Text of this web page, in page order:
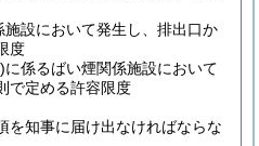
施設において発生し、排出口か
度
に係るばい煙関係施設において
で定める許容限度
を知事に届け出なければならな